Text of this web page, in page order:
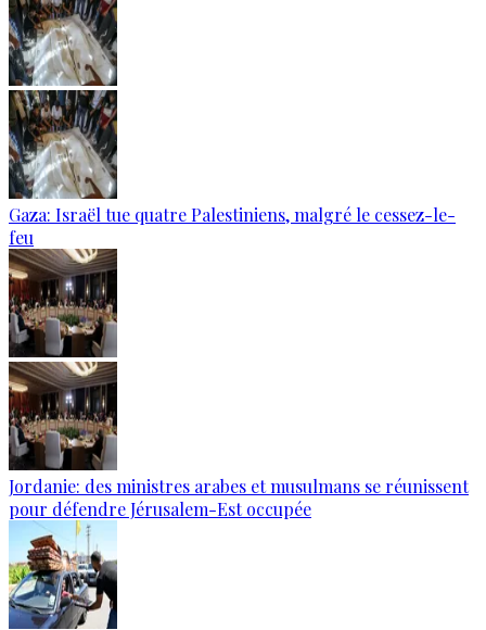
Gaza: Israël tue quatre Palestiniens, malgré le cessez-le-
feu
Jordanie: des ministres arabes et musulmans se réunissent
pour défendre Jérusalem-Est occupée